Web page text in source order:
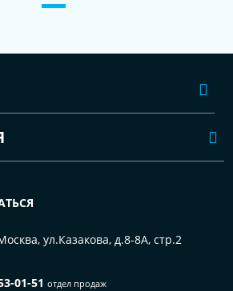
ул.Казакова, д.8-8А, стр.2
01-51 отдел продаж